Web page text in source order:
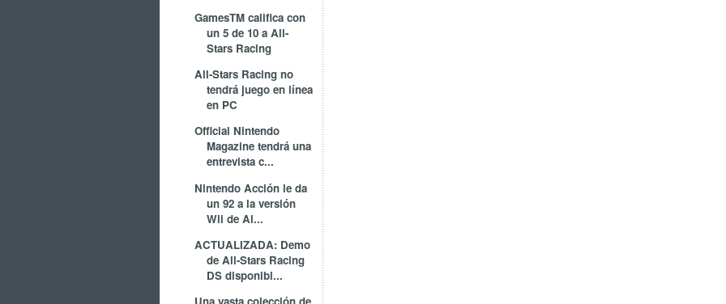
GamesTM califica con
un 5 de 10 a All-
Stars Racing
All-Stars Racing no
tendrá juego en línea
en PC
Official Nintendo
Magazine tendrá una
entrevista c...
Nintendo Acción le da
un 92 a la versión
Wii de Al...
ACTUALIZADA: Demo
de All-Stars Racing
DS disponibl...